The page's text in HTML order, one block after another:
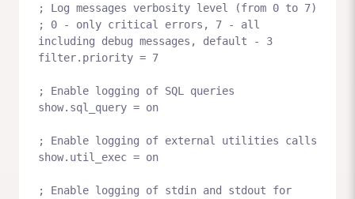
; Log messages verbosity level (from 0 to 7)
; 0 - only critical errors, 7 - all
including debug messages, default - 3
filter.priority = 7
; Enable logging of SQL queries
show.sql_query = on
; Enable logging of external utilities calls
show.util_exec = on
; Enable logging of stdin and stdout for